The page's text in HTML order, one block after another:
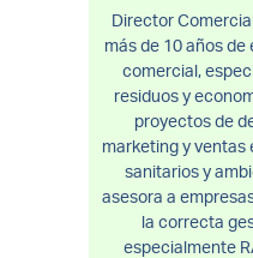
Director
más de 10 años
comercial,
residuos y
proyectos de
marketing y ventas
sanitarios y
asesora a
la correcta
especialmente